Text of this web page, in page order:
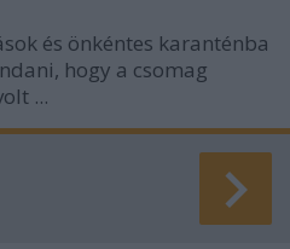
és önkéntes karanténba
hogy a csomag
...